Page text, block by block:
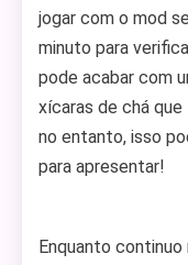
jogar com o mod
minuto para
pode acabar com
xícaras de chá
no entanto, isso
para apresentar!
Enquanto